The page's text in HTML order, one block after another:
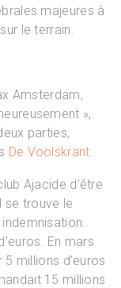
majeures à
le terrain.
Amsterdam,
»,
parties,
De Voolskrant.
Ajacide d’être
se trouve le
En mars
millions d’euros
15 millions